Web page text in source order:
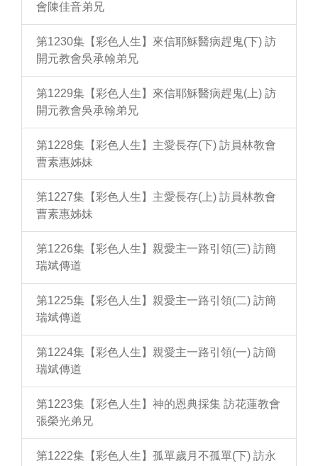
會陳佳音弟兄
第1230集【彩色人生】來信耶穌醫病趕鬼(下) 訪
開元教會吳承翰弟兄
第1229集【彩色人生】來信耶穌醫病趕鬼(上) 訪
開元教會吳承翰弟兄
第1228集【彩色人生】主愛長存(下) 訪員林教會
曹素惠姊妹
第1227集【彩色人生】主愛長存(上) 訪員林教會
曹素惠姊妹
第1226集【彩色人生】親愛主一路引領(三) 訪簡
瑞斌傳道
第1225集【彩色人生】親愛主一路引領(二) 訪簡
瑞斌傳道
第1224集【彩色人生】親愛主一路引領(一) 訪簡
瑞斌傳道
第1223集【彩色人生】神的恩典採集 訪花蓮教會
張榮光弟兄
第1222集【彩色人生】孤單歲月不孤單(下) 訪永